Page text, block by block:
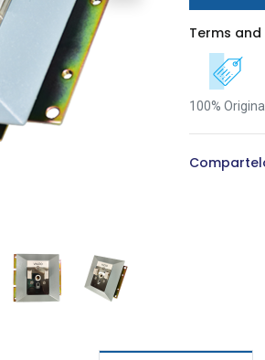
Terms
100% Original